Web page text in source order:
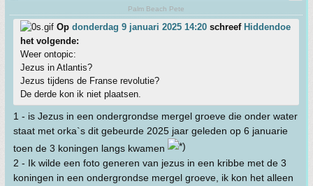
Palm Beach Pete
Op donderdag 9 januari 2025 14:20 schreef Hiddendoe
het volgende:
Weer ontopic:
Jezus in Atlantis?
Jezus tijdens de Franse revolutie?
De derde kon ik niet plaatsen.
1 - is Jezus in een ondergrondse mergel groeve die onder water
staat met orka`s dit gebeurde 2025 jaar geleden op 6 januarie
toen de 3 koningen langs kwamen
2 - Ik wilde een foto generen van jezus in een kribbe met de 3
koningen in een ondergrondse mergel groeve, ik kon het alleen